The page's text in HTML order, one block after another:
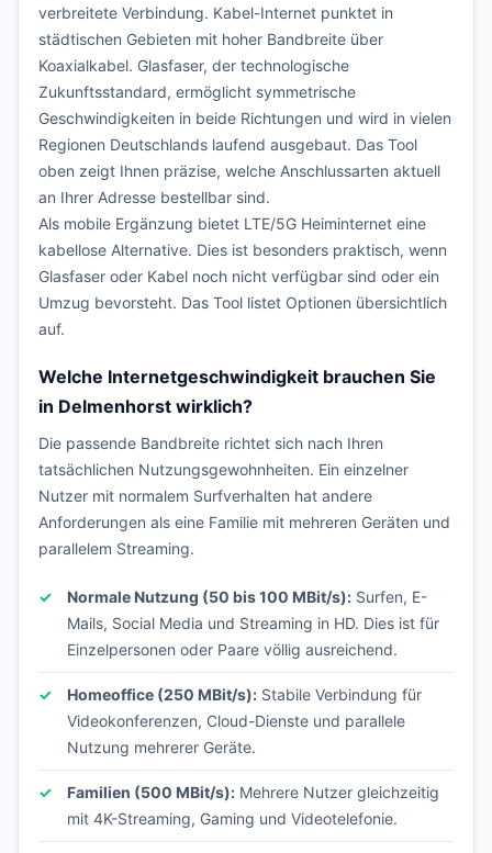
verbreitete Verbindung. Kabel-Internet punktet in
städtischen Gebieten mit hoher Bandbreite über
Koaxialkabel. Glasfaser, der technologische
Zukunftsstandard, ermöglicht symmetrische
Geschwindigkeiten in beide Richtungen und wird in vielen
Regionen Deutschlands laufend ausgebaut. Das Tool
oben zeigt Ihnen präzise, welche Anschlussarten aktuell
an Ihrer Adresse bestellbar sind.
Als mobile Ergänzung bietet LTE/5G Heiminternet eine
kabellose Alternative. Dies ist besonders praktisch, wenn
Glasfaser oder Kabel noch nicht verfügbar sind oder ein
Umzug bevorsteht. Das Tool listet Optionen übersichtlich
auf.
Welche Internetgeschwindigkeit brauchen Sie
in Delmenhorst wirklich?
Die passende Bandbreite richtet sich nach Ihren
tatsächlichen Nutzungsgewohnheiten. Ein einzelner
Nutzer mit normalem Surfverhalten hat andere
Anforderungen als eine Familie mit mehreren Geräten und
parallelem Streaming.
Normale Nutzung (50 bis 100 MBit/s): Surfen, E-
Mails, Social Media und Streaming in HD. Dies ist für
Einzelpersonen oder Paare völlig ausreichend.
Homeoffice (250 MBit/s): Stabile Verbindung für
Videokonferenzen, Cloud-Dienste und parallele
Nutzung mehrerer Geräte.
Familien (500 MBit/s): Mehrere Nutzer gleichzeitig
mit 4K-Streaming, Gaming und Videotelefonie.